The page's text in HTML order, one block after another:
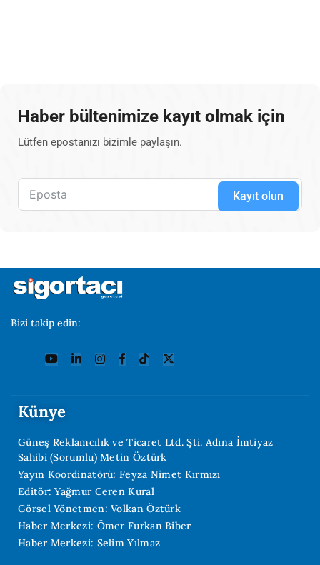
Haber bültenimize kayıt olmak için
Lütfen epostanızı bizimle paylaşın.
Kayıt olun
Bizi takip edin:
Künye
Güneş Reklamcılık ve Ticaret Ltd. Şti. Adına İmtiyaz
Sahibi (Sorumlu) Metin Öztürk
Yayın Koordinatörü: Feyza Nimet Kırmızı
Editör: Yağmur Ceren Kural
Görsel Yönetmen: Volkan Öztürk
Haber Merkezi: Ömer Furkan Biber
Haber Merkezi: Selim Yılmaz